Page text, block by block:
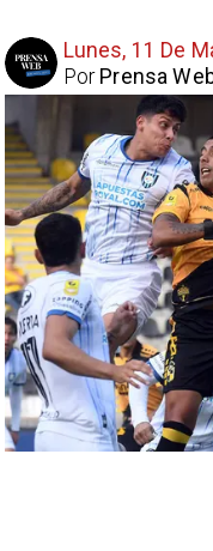
Lunes, 11 De
Prensa
Por